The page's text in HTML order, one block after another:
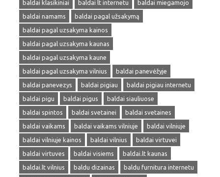
baldai klasikiniai baldai lt internetu
baldai miegamojo
baldai namams
baldai pagal užsakymą
baldai pagal uzsakyma kainos
baldai pagal uzsakyma kaunas
baldai pagal uzsakyma kaune
baldai pagal uzsakyma vilnius
baldai panevėžyje
baldai panevezys
baldai pigiau
baldai pigiau internetu
baldai pigu
baldai pigus
baldai siauliuose
baldai spintos
baldai svetainei
baldai svetaines
baldai vaikams
baldai vaikams vilniuje
baldai vilniuje
baldai vilniuje kainos
baldai vilnius
baldai virtuvei
baldai virtuves
baldai visiems
baldai.lt kaunas
baldai.lt vilnius
baldu dizainas
baldu furnitura internetu